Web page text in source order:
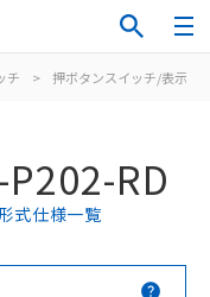
チ > 押ボタンスイッチ/表示灯
RD
式仕様一覧